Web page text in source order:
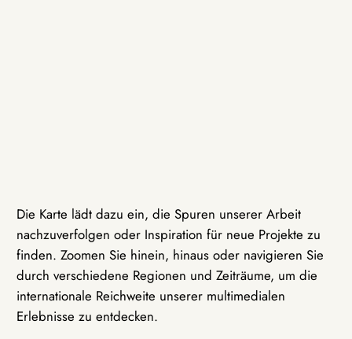
Die Karte lädt dazu ein, die Spuren unserer Arbeit
nachzuverfolgen oder Inspiration für neue Projekte zu
finden. Zoomen Sie hinein, hinaus oder navigieren Sie
durch verschiedene Regionen und Zeiträume, um die
internationale Reichweite unserer multimedialen
Erlebnisse zu entdecken.